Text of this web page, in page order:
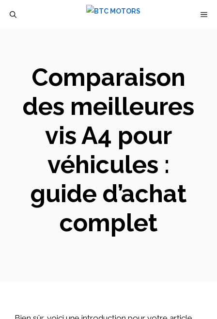
Comparaison
des meilleures
vis A4 pour
véhicules :
guide d’achat
complet